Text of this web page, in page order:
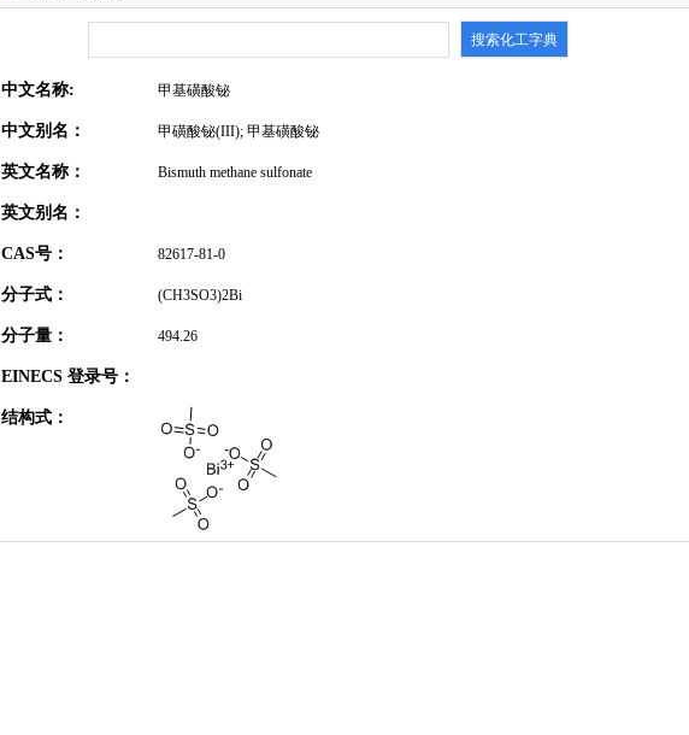
中文名称: 甲基磺酸铋
中文别名： 甲磺酸铋(III); 甲基磺酸铋
英文名称： Bismuth methane sulfonate
英文别名：
CAS号： 82617-81-0
分子式： (CH3SO3)2Bi
分子量： 494.26
EINECS 登录号：
结构式：